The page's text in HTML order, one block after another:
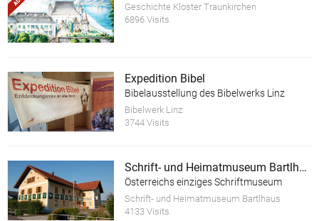
Geschichte Kloster Traunkirchen
6896 Visits
Expedition Bibel
Bibelausstellung des Bibelwerks Linz
Bibelwerk Linz
3744 Visits
Schrift- und Heimatmuseum Bartlhaus
Österreichs einziges Schriftmuseum
Schrift- und Heimatmuseum Bartlhaus
4133 Visits